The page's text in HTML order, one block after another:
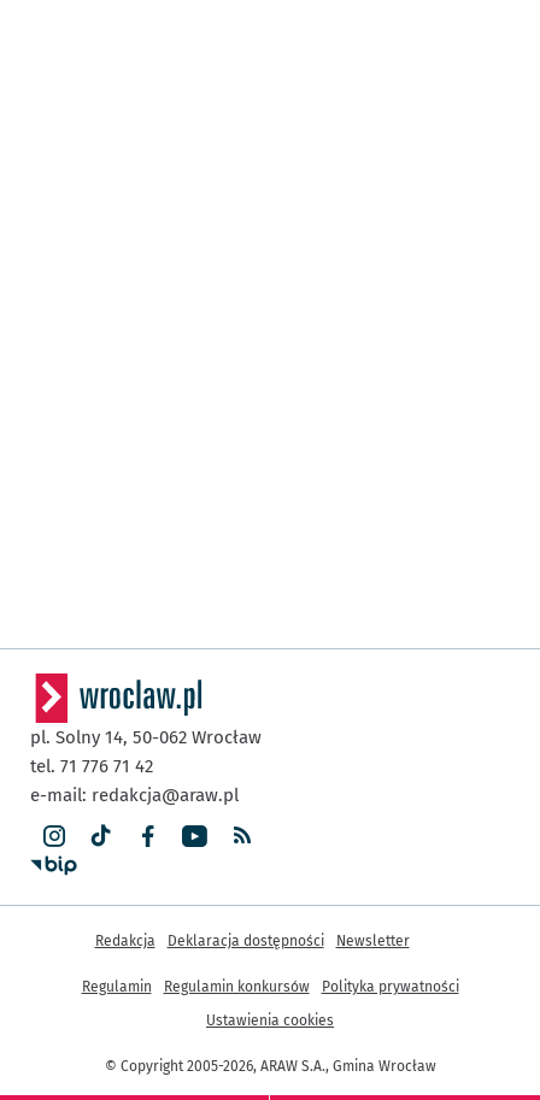
pl. Solny 14, 50-062 Wrocław
tel. 71 776 71 42
e-mail: redakcja@araw.pl
© Copyright 2005-2026, ARAW S.A., Gmina Wrocław
Inne informacje
Redakcja Deklaracja dostępności Newsletter
Regulamin Regulamin konkursów
Polityka prywatności
Ustawienia cookies